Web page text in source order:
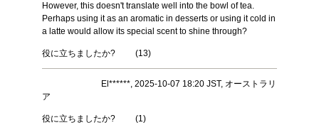
However, this doesn't translate well into the bowl of tea.
Perhaps using it as an aromatic in desserts or using it cold in
a latte would allow its special scent to shine through?
役に立ちましたか? (13)
El******, 2025-10-07 18:20 JST, オーストラリ
ア
役に立ちましたか? (1)